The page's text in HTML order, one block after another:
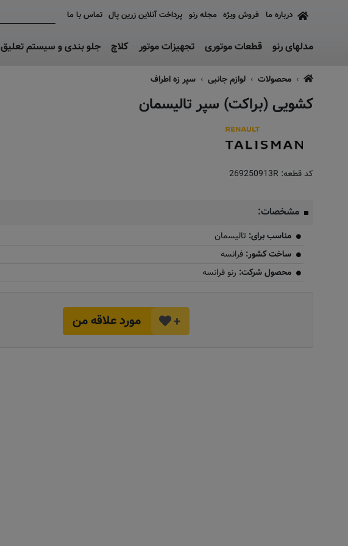
درباره ما فروش ویژه مجله رنو پرداخت آنلاین زرین پال تماس با ما
مدلهای رنو قطعات موتوری تجهیزات موتور کلاچ جلو بندی و سیستم تعلیق
محصولات لوازم جانبی سپر زه اطراف
کشویی (براکت) سپر تالیسمان
کد قطعه: 269250913R
مشخصات:
مناسب برای: تالیسمان
ساخت کشور: فرانسه
محصول شرکت: رنو فرانسه
+ مورد علاقه من